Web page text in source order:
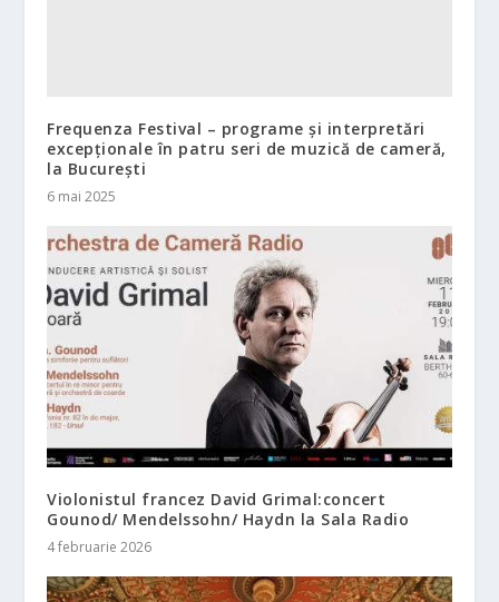
Frequenza Festival – programe și interpretări
excepționale în patru seri de muzică de cameră,
la București
6 mai 2025
Violonistul francez David Grimal:concert
Gounod/ Mendelssohn/ Haydn la Sala Radio
4 februarie 2026